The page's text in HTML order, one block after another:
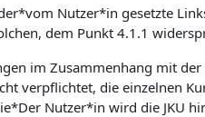
Nutzer*in gesetzte
dem Punkt 4.1.1
im Zusammenhang mit
verpflichtet, die einzelnen
Nutzer*in wird die JKU